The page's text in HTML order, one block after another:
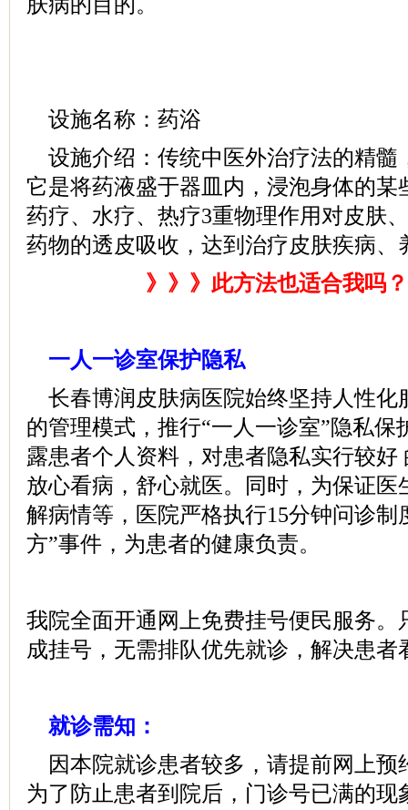
设施名称：药浴
设施介绍：传统中医外治疗法的精髓
它是将药液盛于器皿内，浸泡身体的某
药疗、水疗、热疗3重物理作用对皮肤
药物的透皮吸收，达到治疗皮肤疾病、
》》》此方法也适合我吗
一人一诊室保护隐私
长春博润皮肤病医院始终坚持人性化
的管理模式，推行“一人一诊室”隐私保
露患者个人资料，对患者隐私实行较好
放心看病，舒心就医。同时，为保证医
解病情等，医院严格执行15分钟问诊制
方”事件，为患者的健康负责。
我院全面开通网上免费挂号便民服务。
成挂号，无需排队优先就诊，解决患者
就诊需知：
因本院就诊患者较多，请提前网上预
为了防止患者到院后，门诊号已满的现